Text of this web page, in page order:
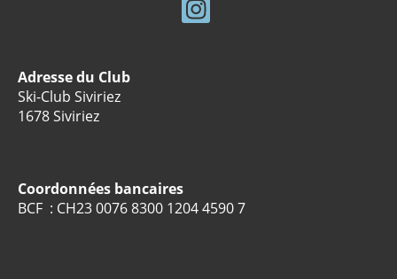
Adresse du Club
Ski-Club Siviriez
1678 Siviriez
Coordonnées bancaires
BCF : CH23 0076 8300 1204 4590 7